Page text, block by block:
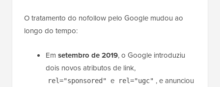
O tratamento do nofollow pelo Google mudou ao
longo do tempo:
Em setembro de 2019, o Google introduziu
dois novos atributos de link,
rel="sponsored" e rel="ugc" , e anunciou